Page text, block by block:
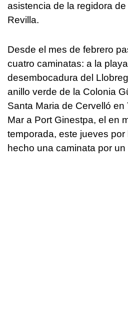
asistencia de la regidora
Revilla.
Desde el mes de febrero
cuatro caminatas: a la
desembocadura del
anillo verde de la Colonia
Santa Maria de Cervelló en
Mar a Port Ginestpa, el en
temporada, este jueves
hecho una caminata por